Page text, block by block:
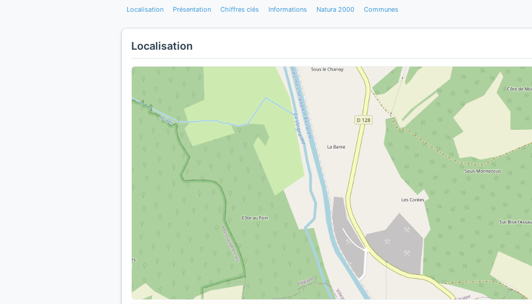
Localisation Présentation Chiffres clés Informations Natura 2000 Communes
Localisation